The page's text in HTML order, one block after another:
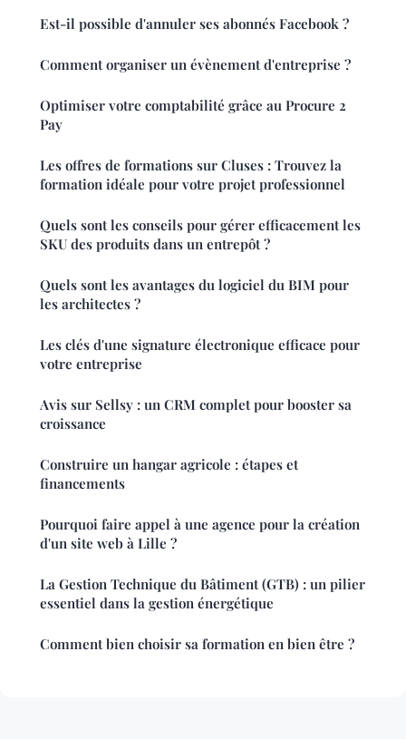
Est-il possible d'annuler ses abonnés Facebook ?
Comment organiser un évènement d'entreprise ?
Optimiser votre comptabilité grâce au Procure 2
Pay
Les offres de formations sur Cluses : Trouvez la
formation idéale pour votre projet professionnel
Quels sont les conseils pour gérer efficacement les
SKU des produits dans un entrepôt ?
Quels sont les avantages du logiciel du BIM pour
les architectes ?
Les clés d'une signature électronique efficace pour
votre entreprise
Avis sur Sellsy : un CRM complet pour booster sa
croissance
Construire un hangar agricole : étapes et
financements
Pourquoi faire appel à une agence pour la création
d'un site web à Lille ?
La Gestion Technique du Bâtiment (GTB) : un pilier
essentiel dans la gestion énergétique
Comment bien choisir sa formation en bien être ?